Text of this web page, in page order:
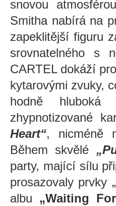
snovou
Smitha nabírá na
zapeklitější figuru
srovnatelného s
CARTEL dokáží
kytarovými zvuky,
hodně hluboká
zhypnotizované
Heart“, nicméně
Během skvělé
party, mající sílu
prosazovaly prvky
albu „Waiting